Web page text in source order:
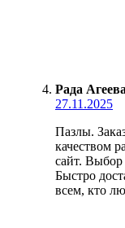
Рада Агеева
27.11.2025
Пазлы.
качеством
сайт. Выбор
Быстро
всем, кто